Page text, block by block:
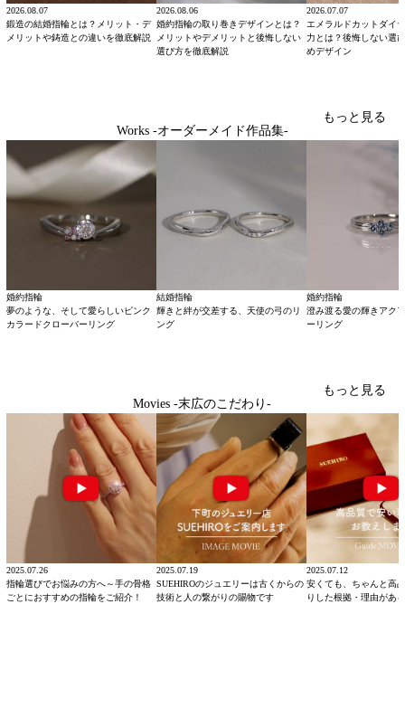
2026.08.07
鍛造の結婚指輪とは？メリット・デ
メリットや鋳造との違いを徹底解説
2026.08.06
婚約指輪の取り巻きデザインとは？
メリットやデメリットと後悔しない
選び方を徹底解説
2026.07.07
エメラルドカットダイ
力とは？後悔しない選
めデザイン
Works -オーダーメイド作品集-
もっと見る
婚約指輪
夢のような、そして愛らしいピンク
カラードクローバーリング
結婚指輪
輝きと絆が交差する、天使の弓のリ
ング
婚約指輪
澄み渡る愛の輝きアク
ーリング
Movies -末広のこだわり-
もっと見る
2025.07.26
指輪選びでお悩みの方へ～手の骨格
ごとにおすすめの指輪をご紹介！
2025.07.19
SUEHIROのジュエリーは古くからの
技術と人の繋がりの賜物です
2025.07.12
安くても、ちゃんと高
りした根拠・理由があ